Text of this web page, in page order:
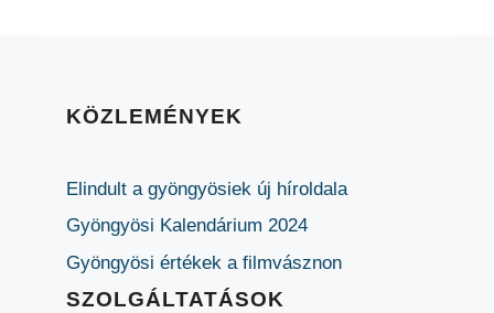
KÖZLEMÉNYEK
Elindult a gyöngyösiek új híroldala
Gyöngyösi Kalendárium 2024
Gyöngyösi értékek a filmvásznon
SZOLGÁLTATÁSOK